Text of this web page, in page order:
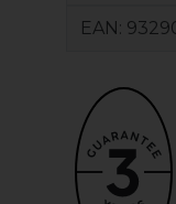
EAN: